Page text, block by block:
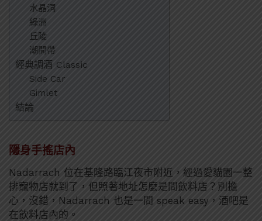
水晶洞
綠洲
丘陵
潮間帶
經典調酒 Classic
Side Car
Gimlet
結論
隱身手搖店內
Nadarrach 位在基隆路臨江夜市附近，經過愛貓園一整
排寵物店就到了，但照著地址怎麼是間飲料店？別擔
心，沒錯，Nadarrach 也是一間 speak easy，酒吧是
在飲料店內的。